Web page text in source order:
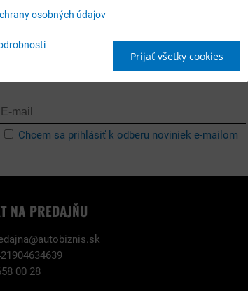
Chcem sa prihlásiť k odberu noviniek e-mailom
NA PREDAJŇU
00 28
osobných údajov
Prijať všetky cookies